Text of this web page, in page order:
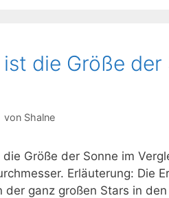
die Größe
von Shalne
die Größe der Sonne im
Erläuterung: Die
der ganz großen Stars in